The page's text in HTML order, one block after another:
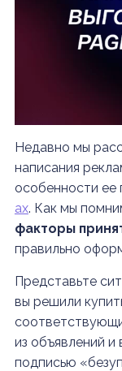
Недавно мы
написания
особенности ее
ах. Как мы
факторы
правильно
Представьте
вы решили
из объявлений
подписью